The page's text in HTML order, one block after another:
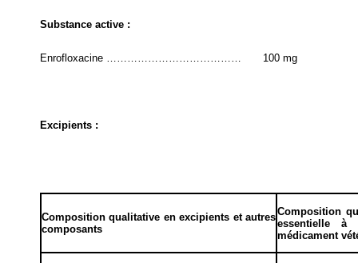
Substance active :
Enrofloxacine ………………………………… 100 mg
Excipients :
Composition qualitative en excipients et autres
composants
Composition
essentielle à
médicament